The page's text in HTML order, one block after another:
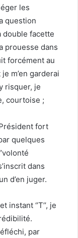
les
question
double facette
prouesse dans
forcément au
m’en garderai
risquer, je
courtoise ;
fort
quelques
dans
d’en juger.
‘’T’’, je
par